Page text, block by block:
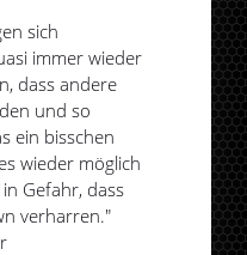
sich
immer wieder
dass andere
und so
ein bisschen
wieder möglich
Gefahr, dass
verharren."